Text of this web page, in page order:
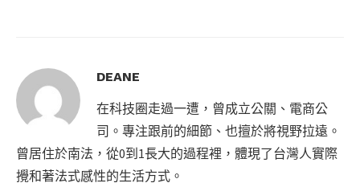
DEANE
在科技圈走過一遭，曾成立公關、電商公
司。專注跟前的細節、也擅於將視野拉遠。
曾居住於南法，從0到1長大的過程裡，體現了台灣人實際
攪和著法式感性的生活方式。